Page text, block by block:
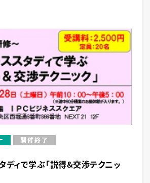
開催終了
ディで学ぶ「説得&交渉テクニッ